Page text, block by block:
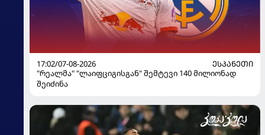
17:02/07-08-2026
ᲔᲡᲞᲐᲜᲔᲗᲘ
"რეალმა" "ლაიფციგისგან" შემტევი 140 მილიონად
შეიძინა